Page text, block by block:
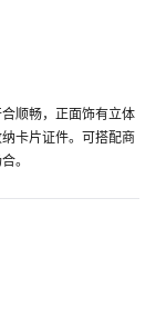
顺畅，正面饰有立体
卡片证件。可搭配商
。